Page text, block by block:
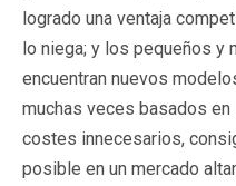
logrado una ventaja
lo niega; y los pequeños y
encuentran nuevos
muchas veces basados
costes innecesarios,
posible en un mercado